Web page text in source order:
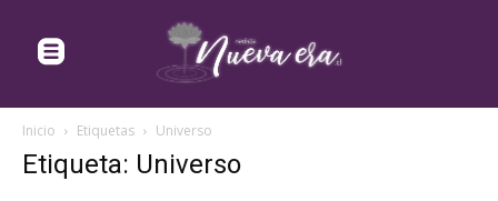
Inicio Etiquetas Universo
Etiqueta: Universo